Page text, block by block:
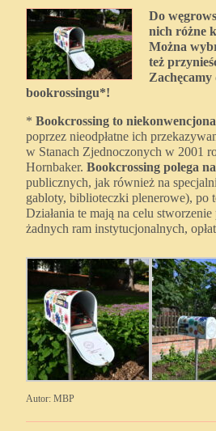
Do
nich różne
Można
też
bookrossingu*!
* Bookcrossing to
poprzez nieodpłatne ich
w Stanach Zjednoczonych w 2001
Hornbaker. Bookcrossing polega na
publicznych, jak również na
gabloty, biblioteczki plenerowe), po
Działania te mają na celu
żadnych ram instytucjonalnych,
Autor: MBP